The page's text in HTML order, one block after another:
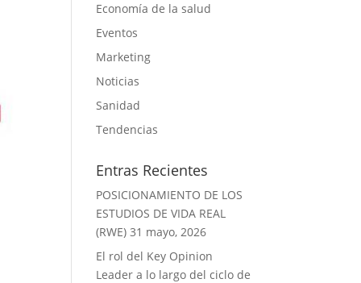
Economía de la salud
Eventos
Marketing
Noticias
Sanidad
Tendencias
Entras Recientes
POSICIONAMIENTO DE LOS
ESTUDIOS DE VIDA REAL
(RWE) 31 mayo, 2026
El rol del Key Opinion
Leader a lo largo del ciclo de